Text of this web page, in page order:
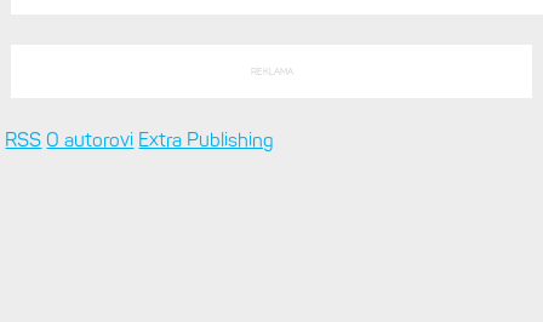
Tomu vubec nerozumím. Jestli
Hodinky Enduro 4 nedostanou LTE ani satelitní komunikaci. Ty